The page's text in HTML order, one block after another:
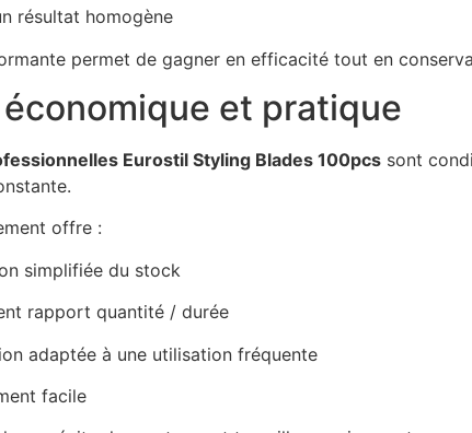
résultat homogène
permet de gagner en efficacité tout en
et pratique
Eurostil Styling Blades 100pcs sont
offre :
simplifiée du stock
rapport quantité / durée
adaptée à une utilisation fréquente
facile